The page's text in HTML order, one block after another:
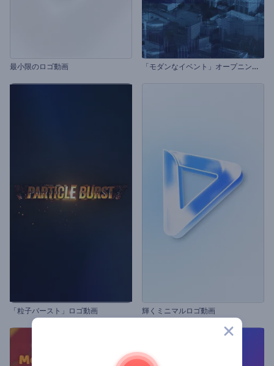
最小限のロゴ動画 「
モダンなイベント」オープニング動画
「粒子バースト」ロゴ動画 輝くミニマルロゴ動画